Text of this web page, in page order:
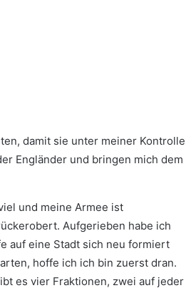
damit sie unter meiner Kontrolle
Engländer und bringen mich dem
und meine Armee ist
Aufgerieben habe ich
auf eine Stadt sich neu formiert
hoffe ich ich bin zuerst dran.
es vier Fraktionen, zwei auf jeder